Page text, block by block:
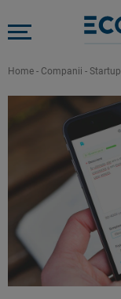
Home - Companii -